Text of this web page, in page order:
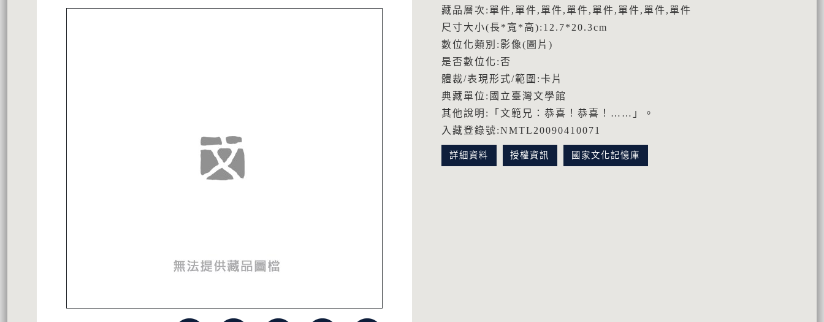
藏品層次:單件,單件,單件,單件,單件,單件,單件,單件
尺寸大小(長*寬*高):12.7*20.3cm
數位化類別:影像(圖片)
是否數位化:否
體裁/表現形式/範圍:卡片
典藏單位:國立臺灣文學館
其他說明:「文範兄：恭喜！恭喜！……」。
入藏登錄號:NMTL20090410071
詳細資料 授權資訊 國家文化記憶庫